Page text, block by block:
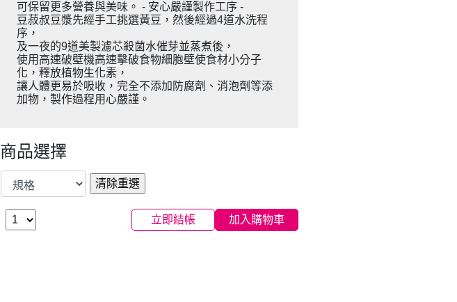
可保留更多營養與美味。 - 安心嚴謹製作工序 -
豆菽叔豆漿先經手工挑選黃豆，然後經過4道水洗程
序，
及一夜的9道美製濾芯殺菌水催芽並蒸煮後，
使用高速破壁機高速擊破食物細胞壁使食材小分子
化，釋放植物生化素，
讓人體更易於吸收，完全不添加防腐劑、消泡劑等添
加物，製作過程用心嚴謹。
商品選擇